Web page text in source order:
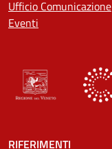
Ufficio Comunicazione
Eventi
RIFERIMENTI